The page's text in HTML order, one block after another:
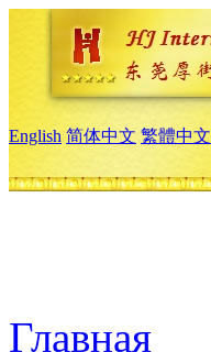
English 简体中文 繁體中文
Главная